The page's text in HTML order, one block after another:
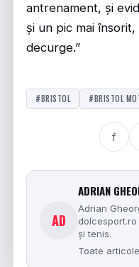
antrenament, și
și un pic mai
decurge.”
#BRISTOL #BRISTOL
f
AD
ADRIAN
Adrian
și tenis.
Toate